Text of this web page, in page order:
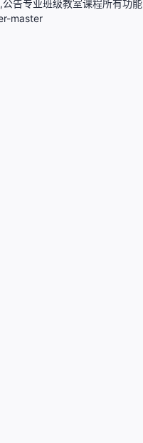
告专业班级教室课程所有功能
master